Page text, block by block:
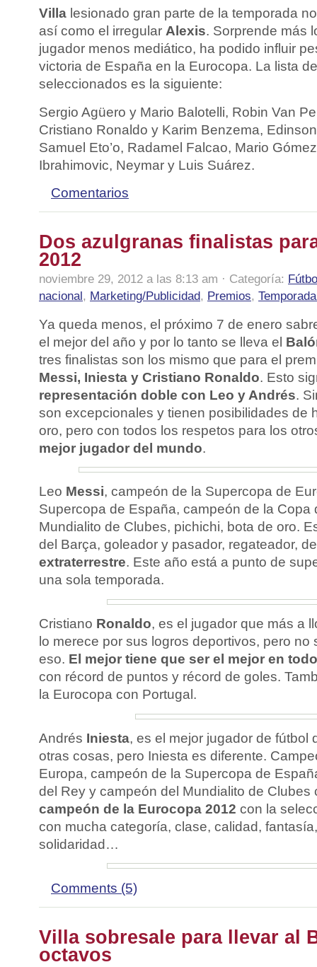
Villa lesionado gran parte de la temporada
así como el irregular Alexis. Sorprende más
jugador menos mediático, ha podido influir
victoria de España en la Eurocopa. La lista
seleccionados es la siguiente:
Sergio Agüero y Mario Balotelli, Robin Van
Cristiano Ronaldo y Karim Benzema,
Samuel Eto’o, Radamel Falcao, Mario
Ibrahimovic, Neymar y Luis Suárez.
Comentarios
Dos azulgranas finalistas
2012
noviembre 29, 2012 a las 8:13 am · Categoría:
nacional , Marketing/Publicidad, Premios,
Ya queda menos, el próximo 7 de enero
el mejor del año y por lo tanto se lleva el
tres finalistas son los mismo que para el
Messi, Iniesta y Cristiano Ronaldo. Esto
representación doble con Leo y Andrés.
son excepcionales y tienen posibilidades de
oro, pero con todos los respetos para los
mejor jugador del mundo.
Leo Messi, campeón de la Supercopa de
Supercopa de España, campeón de la Copa
Mundialito de Clubes, pichichi, bota de oro.
del Barça, goleador y pasador, regateador,
extraterrestre. Este año está a punto de
una sola temporada.
Cristiano Ronaldo, es el jugador que más a
lo merece por sus logros deportivos, pero
eso. El mejor tiene que ser el mejor en todo
con récord de puntos y récord de goles.
la Eurocopa con Portugal.
Andrés Iniesta, es el mejor jugador de fútbol
otras cosas, pero Iniesta es diferente.
Europa, campeón de la Supercopa de
del Rey y campeón del Mundialito de Clubes
campeón de la Eurocopa 2012 con la
con mucha categoría, clase, calidad,
solidaridad…
Comments (5)
Villa sobresale para llevar al
octavos